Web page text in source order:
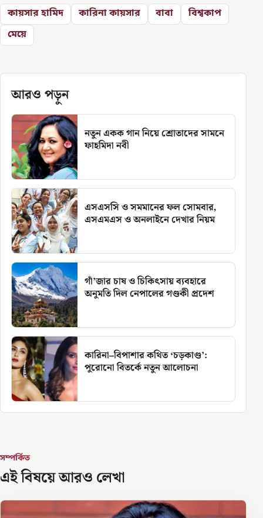
কায়সার হামিদ কারিনা কায়সার বাবা
বিশ্বকাপ
মেয়ে
আরও পড়ুন
নতুন একক গান নিয়ে শ্রোতাদের সামনে
ফাহমিদা নবী
এসএসসি ও সমমানের ফল সোমবার,
এসএমএস ও অনলাইনে দেখার নিয়ম
গাঁ’জার চাষ ও চিকিৎসায় ব্যবহারে
অনুমতি দিল নেপালের গণ্ডকী প্রদেশ
কারিনা–বিপাশার কথিত ‘চড়কাণ্ড’:
পুরোনো বিতর্কে নতুন আলোচনা
সম্পর্কিত
এই বিষয়ে আরও লেখা